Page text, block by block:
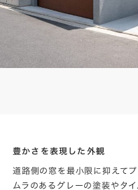
豊かさを表現した外観
道路側の窓を最小限に抑えて
ムラのあるグレーの塗装やタ